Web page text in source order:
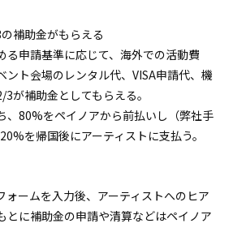
補助金がもらえる
る申請基準に応じて、海外での活動費
ント会場のレンタル代、VISA申請代、機
が補助金としてもらえる。
、80%をペイノアから前払いし（弊社手
を帰国後にアーティストに支払う。
ォームを入力後、アーティストへのヒア
とに補助金の申請や清算などはペイノア